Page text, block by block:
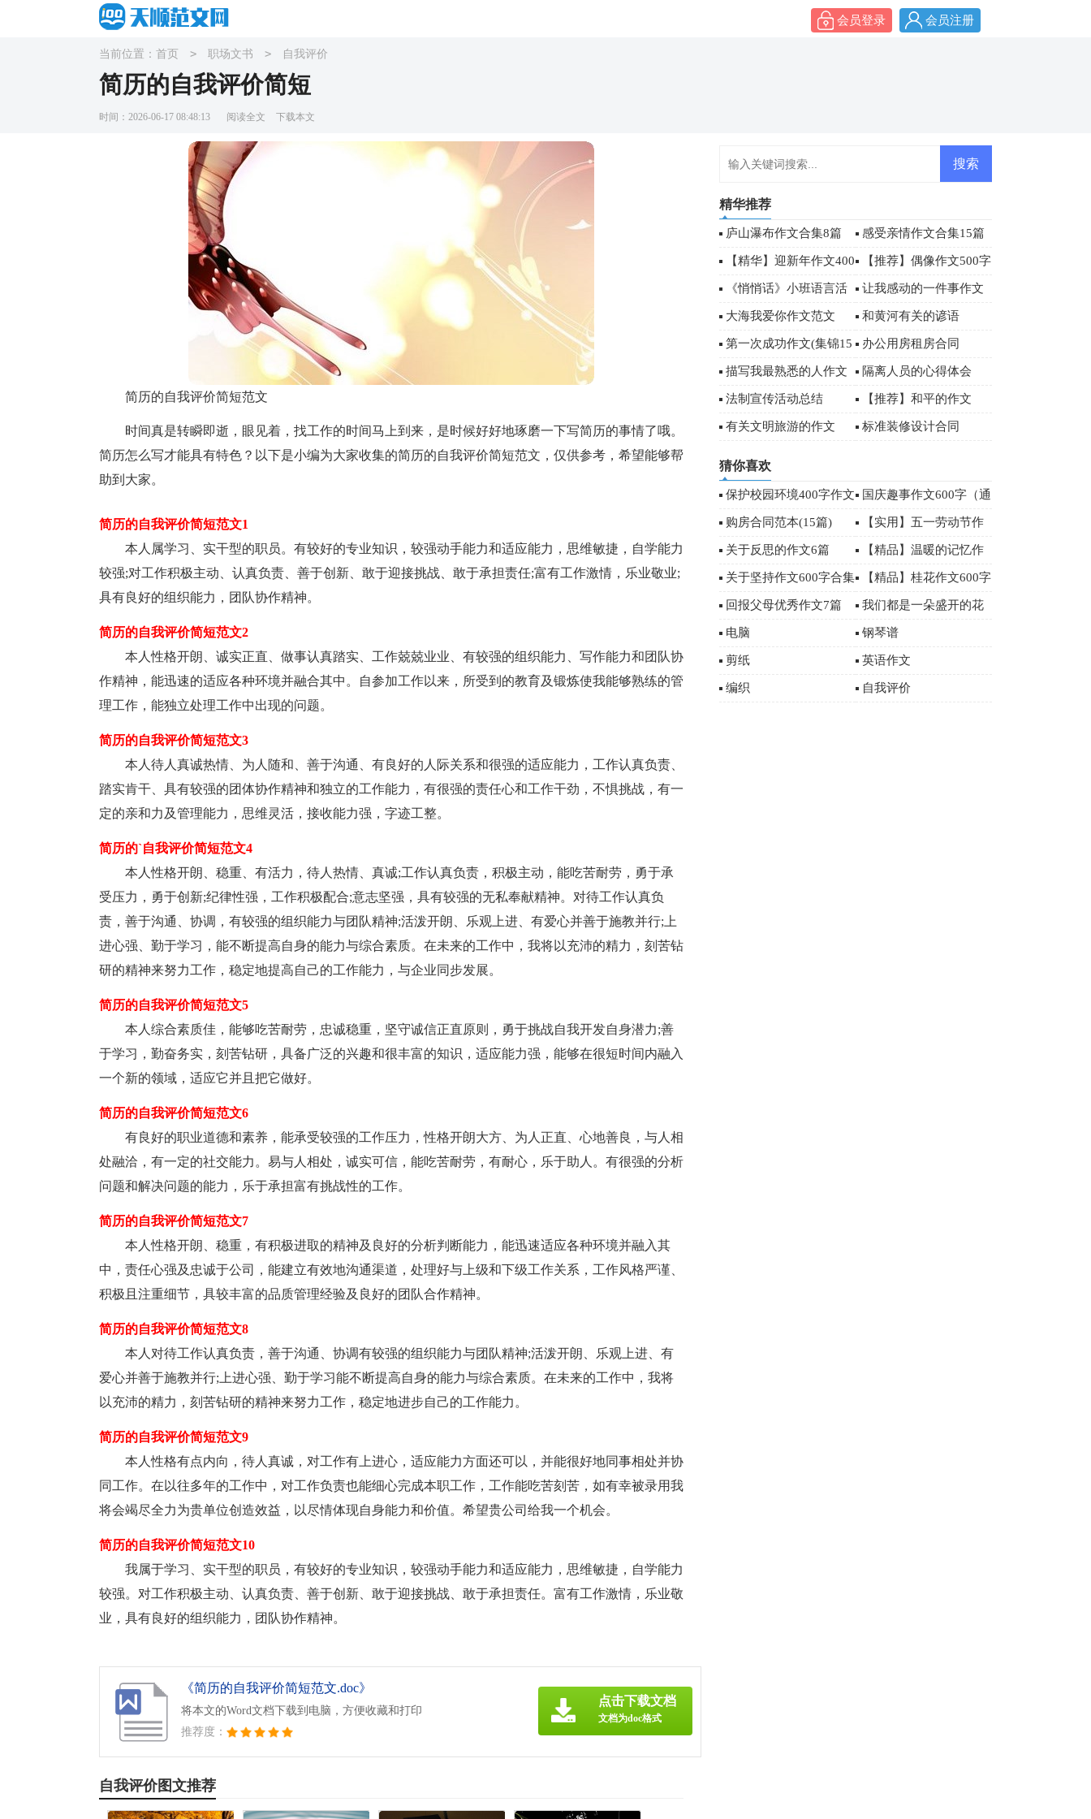
会员登录 会员注册
当前位置： 首页 > 职场文书 > 自我评价
简历的自我评价简短
时间：2026-06-17 08:48:13 阅读全文 下载本文
简历的自我评价简短范文
时间真是转瞬即逝，眼见着，找工作的时间马上到来，是时候好好地琢磨一下写简历的事情了哦。
简历怎么写才能具有特色？以下是小编为大家收集的简历的自我评价简短范文，仅供参考，希望能够帮
助到大家。
简历的自我评价简短范文1
本人属学习、实干型的职员。有较好的专业知识，较强动手能力和适应能力，思维敏捷，自学能力
较强;对工作积极主动、认真负责、善于创新、敢于迎接挑战、敢于承担责任;富有工作激情，乐业敬业;
具有良好的组织能力，团队协作精神。
简历的自我评价简短范文2
本人性格开朗、诚实正直、做事认真踏实、工作兢兢业业、有较强的组织能力、写作能力和团队协
作精神，能迅速的适应各种环境并融合其中。自参加工作以来，所受到的教育及锻炼使我能够熟练的管
理工作，能独立处理工作中出现的问题。
简历的自我评价简短范文3
本人待人真诚热情、为人随和、善于沟通、有良好的人际关系和很强的适应能力，工作认真负责、
踏实肯干、具有较强的团体协作精神和独立的工作能力，有很强的责任心和工作干劲，不惧挑战，有一
定的亲和力及管理能力，思维灵活，接收能力强，字迹工整。
简历的`自我评价简短范文4
本人性格开朗、稳重、有活力，待人热情、真诚;工作认真负责，积极主动，能吃苦耐劳，勇于承
受压力，勇于创新;纪律性强，工作积极配合;意志坚强，具有较强的无私奉献精神。对待工作认真负
责，善于沟通、协调，有较强的组织能力与团队精神;活泼开朗、乐观上进、有爱心并善于施教并行;上
进心强、勤于学习，能不断提高自身的能力与综合素质。在未来的工作中，我将以充沛的精力，刻苦钻
研的精神来努力工作，稳定地提高自己的工作能力，与企业同步发展。
简历的自我评价简短范文5
本人综合素质佳，能够吃苦耐劳，忠诚稳重，坚守诚信正直原则，勇于挑战自我开发自身潜力;善
于学习，勤奋务实，刻苦钻研，具备广泛的兴趣和很丰富的知识，适应能力强，能够在很短时间内融入
一个新的领域，适应它并且把它做好。
简历的自我评价简短范文6
有良好的职业道德和素养，能承受较强的工作压力，性格开朗大方、为人正直、心地善良，与人相
处融洽，有一定的社交能力。易与人相处，诚实可信，能吃苦耐劳，有耐心，乐于助人。有很强的分析
问题和解决问题的能力，乐于承担富有挑战性的工作。
简历的自我评价简短范文7
本人性格开朗、稳重，有积极进取的精神及良好的分析判断能力，能迅速适应各种环境并融入其
中，责任心强及忠诚于公司，能建立有效地沟通渠道，处理好与上级和下级工作关系，工作风格严谨、
积极且注重细节，具较丰富的品质管理经验及良好的团队合作精神。
简历的自我评价简短范文8
本人对待工作认真负责，善于沟通、协调有较强的组织能力与团队精神;活泼开朗、乐观上进、有
爱心并善于施教并行;上进心强、勤于学习能不断提高自身的能力与综合素质。在未来的工作中，我将
以充沛的精力，刻苦钻研的精神来努力工作，稳定地进步自己的工作能力。
简历的自我评价简短范文9
本人性格有点内向，待人真诚，对工作有上进心，适应能力方面还可以，并能很好地同事相处并协
同工作。在以往多年的工作中，对工作负责也能细心完成本职工作，工作能吃苦刻苦，如有幸被录用我
将会竭尽全力为贵单位创造效益，以尽情体现自身能力和价值。希望贵公司给我一个机会。
简历的自我评价简短范文10
我属于学习、实干型的职员，有较好的专业知识，较强动手能力和适应能力，思维敏捷，自学能力
较强。对工作积极主动、认真负责、善于创新、敢于迎接挑战、敢于承担责任。富有工作激情，乐业敬
业，具有良好的组织能力，团队协作精神。
《简历的自我评价简短范文.doc》
将本文的Word文档下载到电脑，方便收藏和打印
推荐度：
点击下载文档
文档为doc格式
自我评价图文推荐
精华推荐
庐山瀑布作文合集8篇 感受亲情作文合集15篇
【精华】迎新年作文400
字9篇
【推荐】偶像作文500字
合集八篇
《悄悄话》小班语言活
动教案
让我感动的一件事作文
400字
大海我爱你作文范文 和黄河有关的谚语
第一次成功作文(集锦15
篇)
办公用房租房合同
描写我最熟悉的人作文
500字
隔离人员的心得体会
法制宣传活动总结 【推荐】和平的作文
有关文明旅游的作文 标准装修设计合同
猜你喜欢
保护校园环境400字作文 国庆趣事作文600字（通
用35篇）
购房合同范本(15篇) 【实用】五一劳动节作
文400字10篇
关于反思的作文6篇 【精品】温暖的记忆作
文3篇
关于坚持作文600字合集
6篇
【精品】桂花作文600字
3篇
回报父母优秀作文7篇 我们都是一朵盛开的花
作文2篇
电脑 钢琴谱
剪纸 英语作文
编织 自我评价